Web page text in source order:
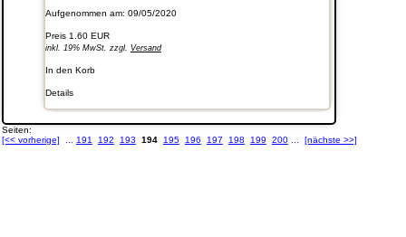
Aufgenommen am: 09/05/2020
Preis 1.60 EUR
inkl. 19% MwSt. zzgl. Versand
In den Korb
Details
Seiten:
[<< vorherige]
... 191 192 193 194 195 196 197 198 199 200 ... [nächste >>]